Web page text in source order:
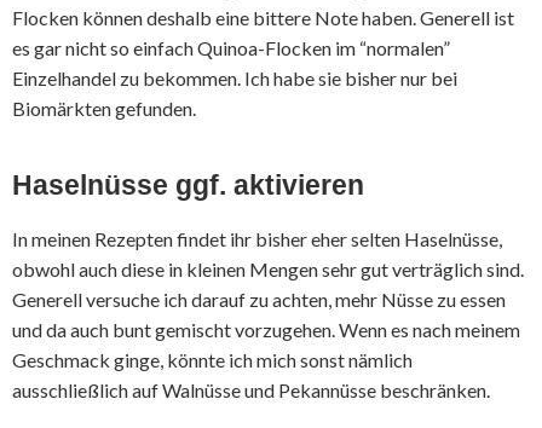
Flocken können deshalb eine bittere Note haben. Generell ist
es gar nicht so einfach Quinoa-Flocken im “normalen”
Einzelhandel zu bekommen. Ich habe sie bisher nur bei
Biomärkten gefunden.
Haselnüsse ggf. aktivieren
In meinen Rezepten findet ihr bisher eher selten Haselnüsse,
obwohl auch diese in kleinen Mengen sehr gut verträglich sind.
Generell versuche ich darauf zu achten, mehr Nüsse zu essen
und da auch bunt gemischt vorzugehen. Wenn es nach meinem
Geschmack ginge, könnte ich mich sonst nämlich
ausschließlich auf Walnüsse und Pekannüsse beschränken.